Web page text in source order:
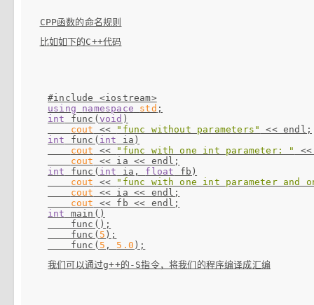
比如如下的C++代码
#include <iostream>
using
namespace std
int
func( void )
cout
<< "func without parameters"
int
func( int ia)
cout
<< "func with one int parameter: "
cout
int
func( int ia, float fb)
cout
<<
"func with one int parameter and
cout
<< ia << endl;
cout
int
main()
    func();
    func(
5 );
    func(
5 , 5.0
我们可以通过g++的-S指令，将我们的程序编译成汇编